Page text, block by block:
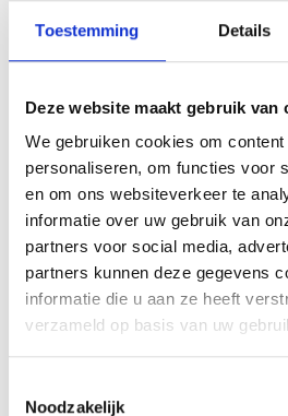
Toestemming Details
Deze website maakt gebruik van
We gebruiken cookies om
personaliseren, om functies voor
en om ons websiteverkeer te
informatie over uw gebruik van
partners voor social media,
partners kunnen deze gegevens
informatie die u aan ze heeft
verzameld op basis van uw
Noodzakelijk